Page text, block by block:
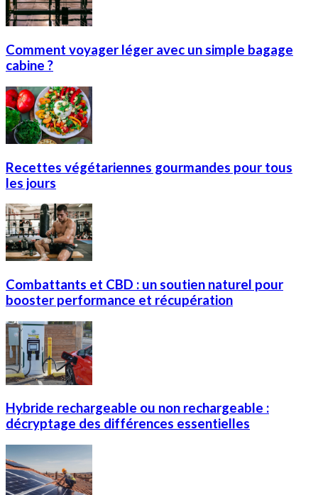
Comment voyager léger avec un simple bagage
cabine ?
Recettes végétariennes gourmandes pour tous
les jours
Combattants et CBD : un soutien naturel pour
booster performance et récupération
Hybride rechargeable ou non rechargeable :
décryptage des différences essentielles